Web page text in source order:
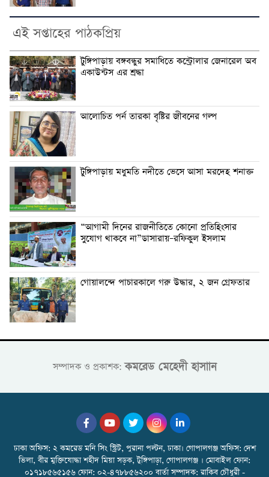
এই সপ্তাহের পাঠকপ্রিয়
টুঙ্গিপাড়ায় বঙ্গবন্ধুর সমাধিতে কন্ট্রোলার জেনারেল অব
একাউন্টস এর শ্রদ্ধা
আলোচিত পর্ন তারকা বৃষ্টির জীবনের গল্প
টুঙ্গিপাড়ায় মধুমতি নদীতে ভেসে আসা মরদেহ শনাক্ত
“আগামী দিনের রাজনীতিতে কোনো প্রতিহিংসার
সুযোগ থাকবে না”ডাসারায়–রফিকুল ইসলাম
গোয়ালন্দে পাচারকালে গরু উদ্ধার, ২ জন গ্রেফতার
সম্পাদক ও প্রকাশক:কমরেড মেহেদী হাসাান
ঢাকা অফিস: ২ কমরেড মনি সিং স্ট্রিট, পুরানা পল্টন, ঢাকা। গোপালগঞ্জ অফিস: দেশ
ভিলা, বীর মুক্তিযোদ্ধা শহীদ মিয়া সড়ক, টুঙ্গিপাড়া, গোপালগঞ্জ । মোবাইল ফোন:
০১৭১৮৫৬৫১৫৬ ফোন: ০২-৪৭৮৮৫৬২০০ বার্তা সম্পাদক: রাকিব চৌধুরী -